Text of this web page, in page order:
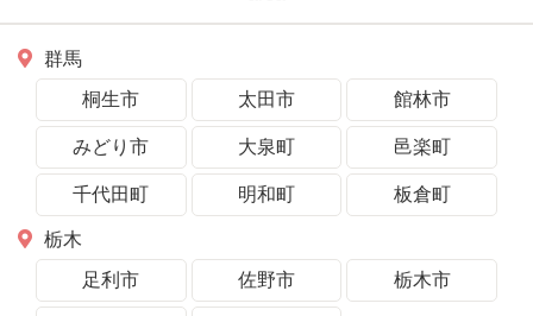
群馬
桐生市
太田市 館林市
みどり市 大泉町 邑楽町
千代田町 明和町 板倉町
栃木
足利市
佐野市 栃木市